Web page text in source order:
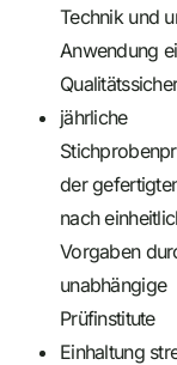
Technik und
Anwendung
jährliche
der
nach
Vorgaben
unabhängige
Prüfinstitute
Einhaltung